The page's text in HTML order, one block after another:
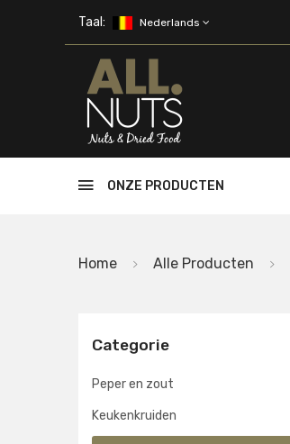
Taal: Nederlands
ONZE PRODUCTEN
Home Alle Producten
Categorie
Peper en zout
Keukenkruiden